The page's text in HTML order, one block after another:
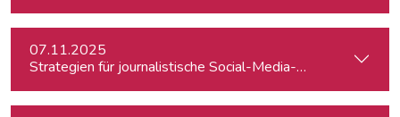
07.11.2025
Strategien für journalistische Social-Media-Recherchen